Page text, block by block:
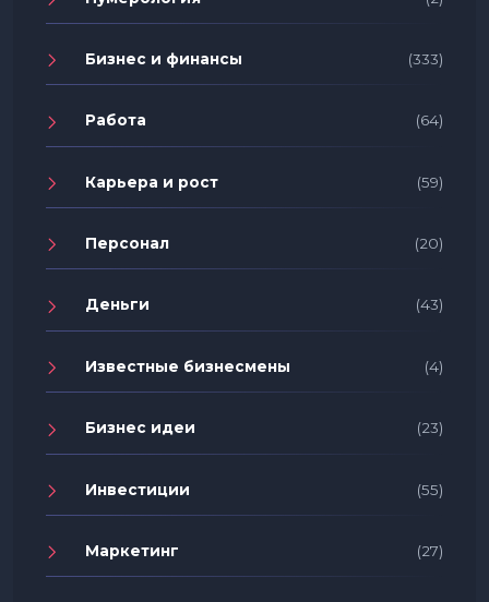
Бизнес и финансы (333)
Работа (64)
Карьера и рост (59)
Персонал (20)
Деньги (43)
Известные бизнесмены (4)
Бизнес идеи (23)
Инвестиции (55)
Маркетинг (27)